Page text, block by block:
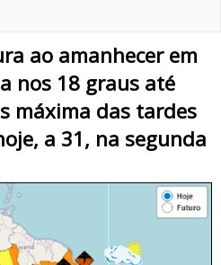
ao amanhecer em
nos 18 graus até
máxima das tardes
a 31, na segunda